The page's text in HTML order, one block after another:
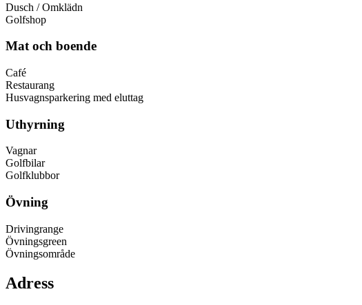
Dusch / Omklädn
Golfshop
Mat och boende
Café
Restaurang
Husvagnsparkering med eluttag
Uthyrning
Vagnar
Golfbilar
Golfklubbor
Övning
Drivingrange
Övningsgreen
Övningsområde
Adress